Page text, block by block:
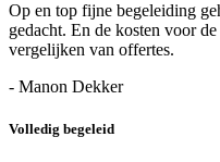
Op en top fijne begeleiding
gedacht. En de kosten voor
vergelijken van offertes.
- Manon Dekker
Volledig begeleid